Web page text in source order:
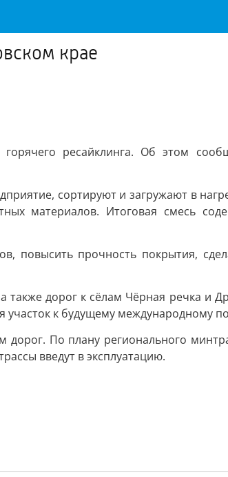
крае
ресайклинга. Об этом
сортируют и загружают в
материалов. Итоговая смесь
повысить прочность покрытия,
дорог к сёлам Чёрная речка и
к будущему международному
По плану регионального
введут в эксплуатацию.